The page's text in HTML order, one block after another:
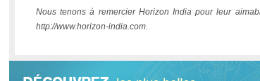
Nous tenons à remercier Horizon India pour leur
http://www.horizon-india.com.